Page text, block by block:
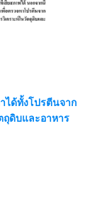
ด้ทั้งโปรตีนจาก
ถุดิบและอาหาร